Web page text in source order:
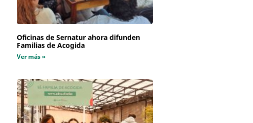
Oficinas de Sernatur ahora difunden
Familias de Acogida
Ver más »